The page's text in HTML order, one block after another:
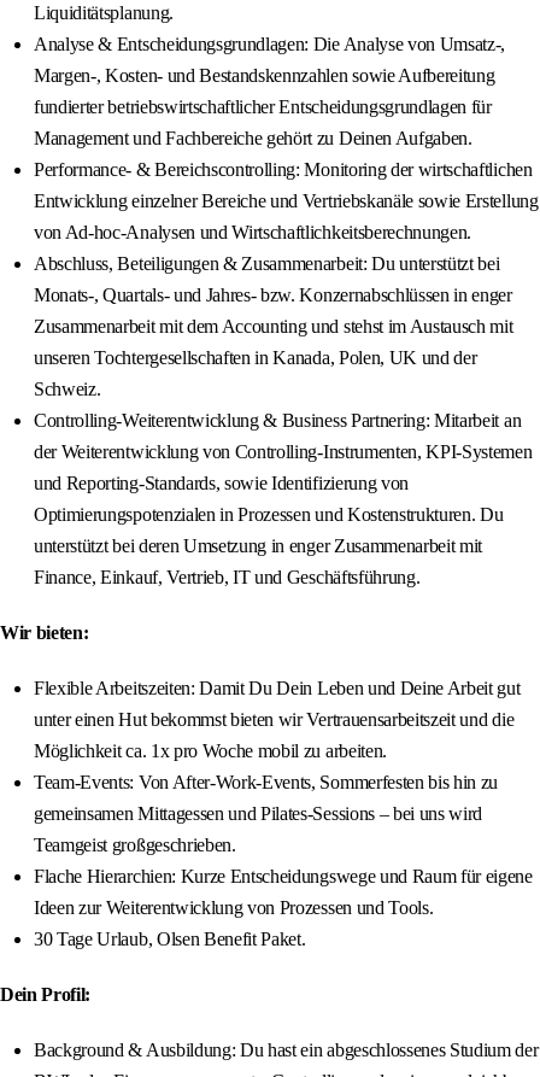
Liquiditätsplanung.
Analyse & Entscheidungsgrundlagen: Die Analyse von Umsatz-,
Margen-, Kosten- und Bestandskennzahlen sowie Aufbereitung
fundierter betriebswirtschaftlicher Entscheidungsgrundlagen für
Management und Fachbereiche gehört zu Deinen Aufgaben.
Performance- & Bereichscontrolling: Monitoring der wirtschaftlichen
Entwicklung einzelner Bereiche und Vertriebskanäle sowie Erstellung
von Ad-hoc-Analysen und Wirtschaftlichkeitsberechnungen.
Abschluss, Beteiligungen & Zusammenarbeit: Du unterstützt bei
Monats-, Quartals- und Jahres- bzw. Konzernabschlüssen in enger
Zusammenarbeit mit dem Accounting und stehst im Austausch mit
unseren Tochtergesellschaften in Kanada, Polen, UK und der
Schweiz.
Controlling-Weiterentwicklung & Business Partnering: Mitarbeit an
der Weiterentwicklung von Controlling-Instrumenten, KPI-Systemen
und Reporting-Standards, sowie Identifizierung von
Optimierungspotenzialen in Prozessen und Kostenstrukturen. Du
unterstützt bei deren Umsetzung in enger Zusammenarbeit mit
Finance, Einkauf, Vertrieb, IT und Geschäftsführung.
Wir bieten:
Flexible Arbeitszeiten: Damit Du Dein Leben und Deine Arbeit gut
unter einen Hut bekommst bieten wir Vertrauensarbeitszeit und die
Möglichkeit ca. 1x pro Woche mobil zu arbeiten.
Team-Events: Von After-Work-Events, Sommerfesten bis hin zu
gemeinsamen Mittagessen und Pilates-Sessions – bei uns wird
Teamgeist großgeschrieben.
Flache Hierarchien: Kurze Entscheidungswege und Raum für eigene
Ideen zur Weiterentwicklung von Prozessen und Tools.
30 Tage Urlaub, Olsen Benefit Paket.
Dein Profil:
Background & Ausbildung: Du hast ein abgeschlossenes Studium der